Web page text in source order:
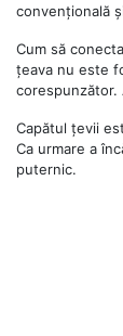
convențională
Cum să
țeava nu este
corespunzător.
Capătul țevii
Ca urmare a
puternic.